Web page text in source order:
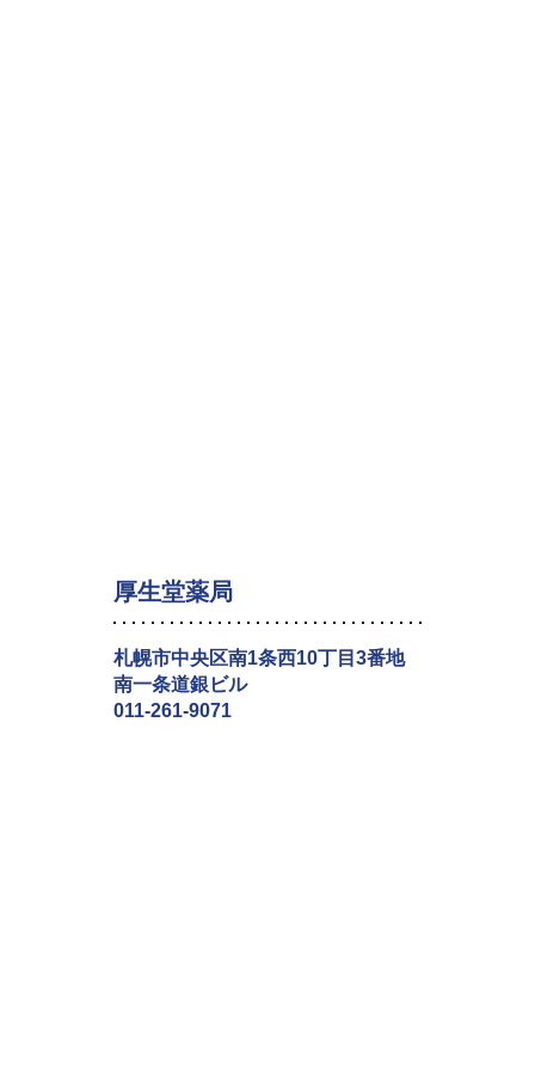
厚生堂薬局
札幌市中央区南1条西10丁目3番地
南一条道銀ビル
011-261-9071